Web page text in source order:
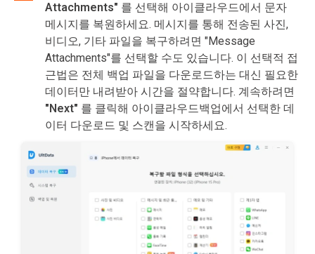
Attachments" 를 선택해 아이클라우드에서 문자
메시지를 복원하세요. 메시지를 통해 전송된 사진,
비디오, 기타 파일을 복구하려면 "Message
Attachments"를 선택할 수도 있습니다. 이 선택적 접
근법은 전체 백업 파일을 다운로드하는 대신 필요한
데이터만 내려받아 시간을 절약합니다. 계속하려면
"Next" 를 클릭해 아이클라우드백업에서 선택한 데
이터 다운로드 및 스캔을 시작하세요.